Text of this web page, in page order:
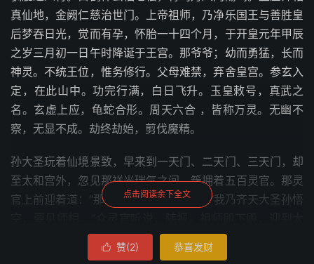
真仙地，金阙仁慈治世门。上帝祖师，乃净乐国王与善胜皇
后梦吞日光，觉而有孕，怀胎一十四个月，于开皇元年甲辰
之岁三月初一日午时降诞于王宫。那爷爷；幼而勇猛，长而
神灵。不统王位，惟务修行。父母难禁，弃舍皇宫。参玄入
定，在此山中。功完行满，白日飞升。玉皇敕号，真武之
名。玄虚上应，龟蛇合形。周天六合 ，皆称万灵。无幽不
察，无显不成。劫终劫始，剪伐魔精。
孙大圣玩着仙境景致，早来到一天门、二天门、三天门，却
至太和宫外，忽见那祥光瑞气之间，簇拥着五百灵官。那灵
官上前迎着道：“那来的是谁？”大圣道：“我乃齐天大圣孙悟
和宫。行者作礼道：“我有一事奉劳。”问：“何事？”行者
道：“保唐僧西天取经，路遭险难。至西牛贺洲，有座山唤
点击阅读余下全文
 赞(2) 恭喜发财